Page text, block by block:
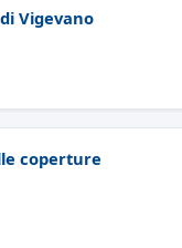
Vigevano
coperture